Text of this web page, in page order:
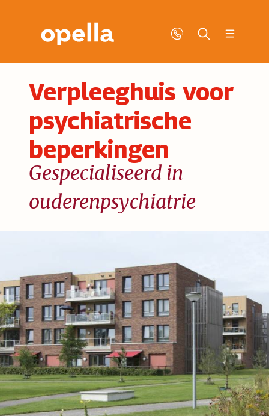
Verpleeghuis voor
psychiatrische
beperkingen
Gespecialiseerd in
ouderenpsychiatrie